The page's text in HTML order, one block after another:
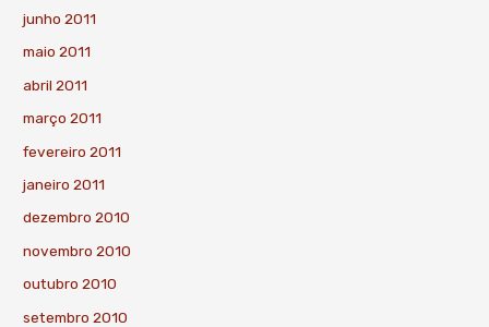
junho 2011
maio 2011
abril 2011
março 2011
fevereiro 2011
janeiro 2011
dezembro 2010
novembro 2010
outubro 2010
setembro 2010